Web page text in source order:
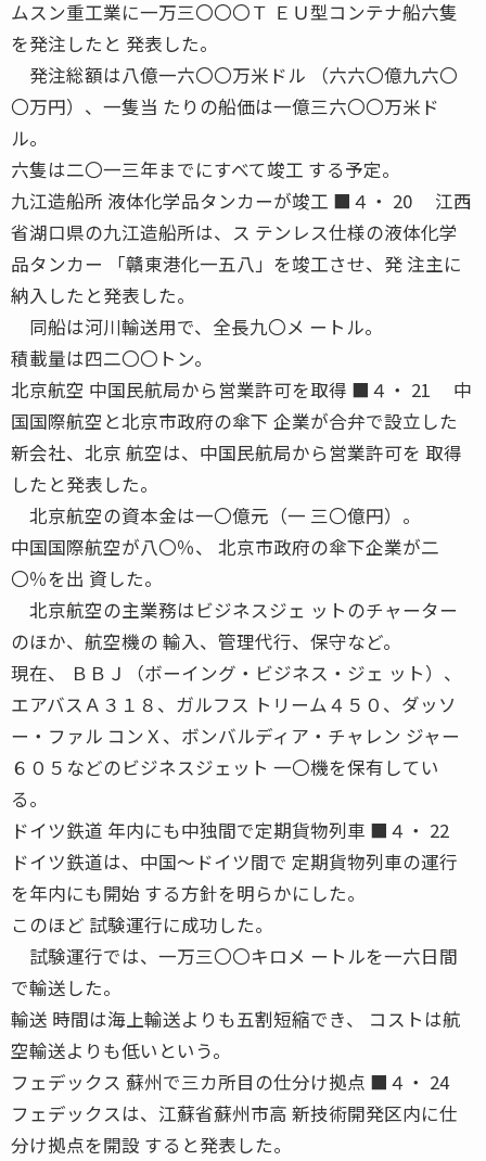
ムスン重工業に一万三〇〇〇Ｔ ＥＵ型コンテナ船六隻
を発注したと 発表した。
発注総額は八億一六〇〇万米ドル （六六〇億九六〇
〇万円）、一隻当 たりの船価は一億三六〇〇万米ド
ル。
六隻は二〇一三年までにすべて竣工 する予定。
九江造船所 液体化学品タンカーが竣工 ■４・ 20 江西
省湖口県の九江造船所は、ス テンレス仕様の液体化学
品タンカー 「贛東港化一五八」を竣工させ、発 注主に
納入したと発表した。
同船は河川輸送用で、全長九〇メ ートル。
積載量は四二〇〇トン。
北京航空 中国民航局から営業許可を取得 ■４・ 21 中
国国際航空と北京市政府の傘下 企業が合弁で設立した
新会社、北京 航空は、中国民航局から営業許可を 取得
したと発表した。
北京航空の資本金は一〇億元（一 三〇億円）。
中国国際航空が八〇％、 北京市政府の傘下企業が二
〇％を出 資した。
北京航空の主業務はビジネスジェ ットのチャーター
のほか、航空機の 輸入、管理代行、保守など。
現在、 ＢＢＪ（ボーイング・ビジネス・ジェ ット）、
エアバスＡ３１８、ガルフス トリーム４５０、ダッソ
ー・ファル コンＸ、ボンバルディア・チャレン ジャー
６０５などのビジネスジェット 一〇機を保有してい
る。
ドイツ鉄道 年内にも中独間で定期貨物列車 ■４・ 22
ドイツ鉄道は、中国〜ドイツ間で 定期貨物列車の運行
を年内にも開始 する方針を明らかにした。
このほど 試験運行に成功した。
試験運行では、一万三〇〇キロメ ートルを一六日間
で輸送した。
輸送 時間は海上輸送よりも五割短縮でき、 コストは航
空輸送よりも低いという。
フェデックス 蘇州で三カ所目の仕分け拠点 ■４・ 24
フェデックスは、江蘇省蘇州市高 新技術開発区内に仕
分け拠点を開設 すると発表した。